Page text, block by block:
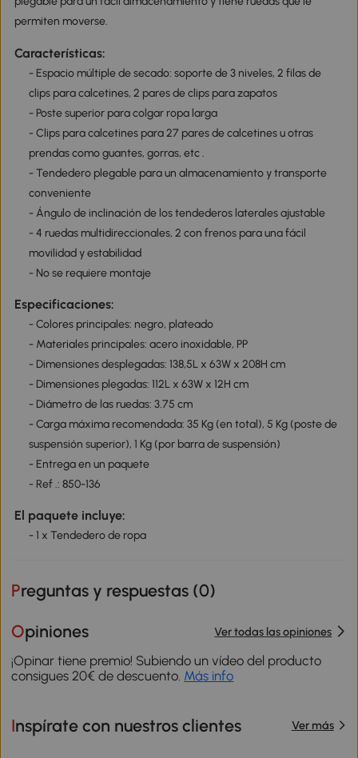
permiten moverse.
Características:
- Espacio múltiple de secado: soporte de 3 niveles, 2 filas de
clips para calcetines, 2 pares de clips para zapatos
- Poste superior para colgar ropa larga
- Clips para calcetines para 27 pares de calcetines u otras
prendas como guantes, gorras, etc .
- Tendedero plegable para un almacenamiento y transporte
conveniente
- Ángulo de inclinación de los tendederos laterales ajustable
- 4 ruedas multidireccionales, 2 con frenos para una fácil
movilidad y estabilidad
- No se requiere montaje
Especificaciones:
- Colores principales: negro, plateado
- Materiales principales: acero inoxidable, PP
- Dimensiones desplegadas: 138,5L x 63W x 208H cm
- Dimensiones plegadas: 112L x 63W x 12H cm
- Diámetro de las ruedas: 3.75 cm
- Carga máxima recomendada: 35 Kg (en total), 5 Kg (poste de
suspensión superior), 1 Kg (por barra de suspensión)
- Entrega en un paquete
- Ref .: 850-136
El paquete incluye:
- 1 x Tendedero de ropa
Preguntas y respuestas (0)
Opiniones Ver todas las opiniones
¡Opinar tiene premio! Subiendo un vídeo del producto
consigues 20€ de descuento. Más info
Inspírate con nuestros clientes Ver más